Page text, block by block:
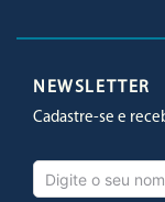
NEWSLETTER
Cadastre-se e